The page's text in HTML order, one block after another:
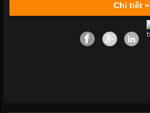
Chi tiết »